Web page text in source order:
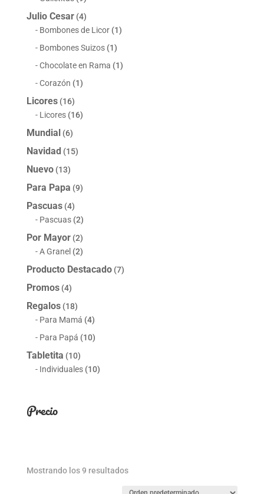
Julio Cesar (4)
Bombones de Licor (1)
Bombones Suizos (1)
Chocolate en Rama (1)
Corazón (1)
Licores (16)
Licores (16)
Mundial (6)
Navidad (15)
Nuevo (13)
Para Papa (9)
Pascuas (4)
Pascuas (2)
Por Mayor (2)
A Granel (2)
Producto Destacado (7)
Promos (4)
Regalos (18)
Para Mamá (4)
Para Papá (10)
Tabletita (10)
Individuales (10)
Precio
Mostrando los 9 resultados